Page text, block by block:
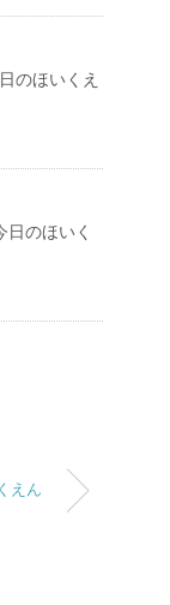
のほいくえ
日のほいく
えん